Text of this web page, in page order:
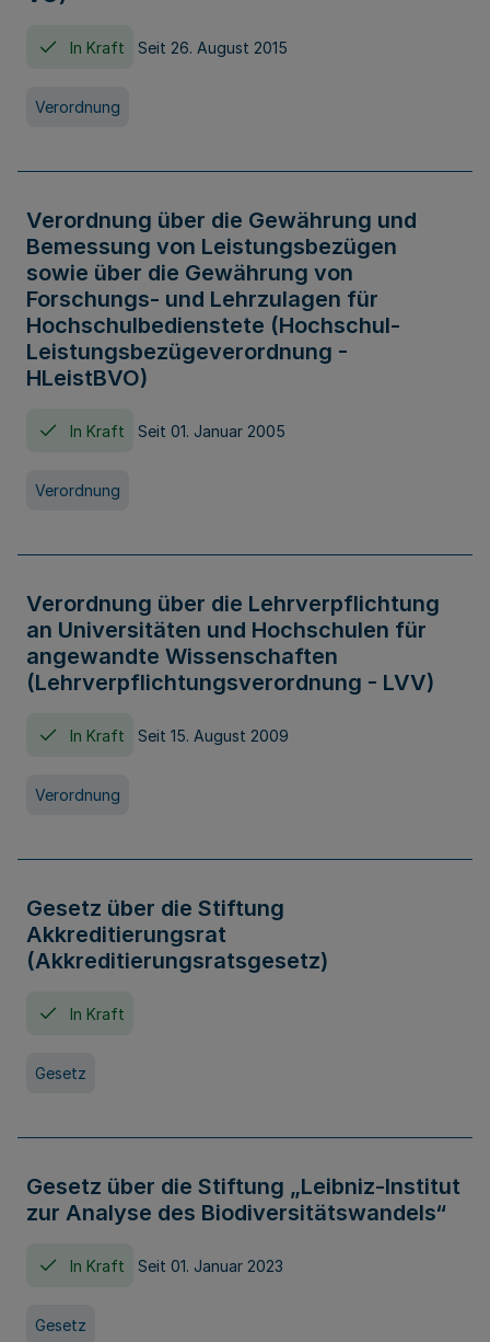
In Kraft Seit 26. August 2015
Verordnung
Verordnung über die Gewährung und
Bemessung von Leistungsbezügen
sowie über die Gewährung von
Forschungs- und Lehrzulagen für
Hochschulbedienstete (Hochschul-
Leistungsbezügeverordnung -
HLeistBVO)
In Kraft Seit 01. Januar 2005
Verordnung
Verordnung über die Lehrverpflichtung
an Universitäten und Hochschulen für
angewandte Wissenschaften
(Lehrverpflichtungsverordnung - LVV)
In Kraft Seit 15. August 2009
Verordnung
Gesetz über die Stiftung
Akkreditierungsrat
(Akkreditierungsratsgesetz)
In Kraft
Gesetz
Gesetz über die Stiftung „Leibniz-Institut
zur Analyse des Biodiversitätswandels“
In Kraft Seit 01. Januar 2023
Gesetz